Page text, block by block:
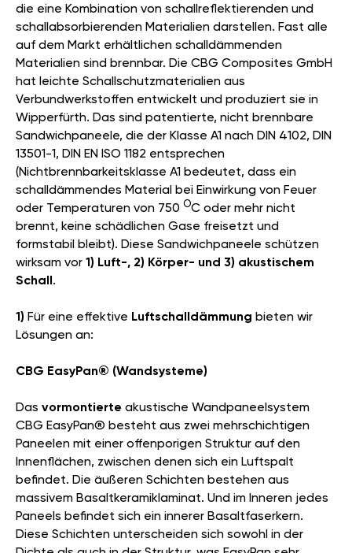
die eine Kombination von schallreflektierenden und
schallabsorbierenden Materialien darstellen. Fast alle
auf dem Markt erhältlichen schalldämmenden
Materialien sind brennbar. Die CBG Composites GmbH
hat leichte Schallschutzmaterialien aus
Verbundwerkstoffen entwickelt und produziert sie in
Wipperfürth. Das sind patentierte, nicht brennbare
Sandwichpaneele, die der Klasse A1 nach DIN 4102, DIN
13501-1, DIN EN ISO 1182 entsprechen
(Nichtbrennbarkeitsklasse A1 bedeutet, dass ein
schalldämmendes Material bei Einwirkung von Feuer
oder Temperaturen von 750 OC oder mehr nicht
brennt, keine schädlichen Gase freisetzt und
formstabil bleibt). Diese Sandwichpaneele schützen
wirksam vor 1) Luft-, 2) Körper- und 3) akustischem
Schall.
1) Für eine effektive Luftschalldämmung bieten wir
Lösungen an:
CBG EasyPan® (Wandsysteme)
Das vormontierte akustische Wandpaneelsystem
CBG EasyPan® besteht aus zwei mehrschichtigen
Paneelen mit einer offenporigen Struktur auf den
Innenflächen, zwischen denen sich ein Luftspalt
befindet. Die äußeren Schichten bestehen aus
massivem Basaltkeramiklaminat. Und im Inneren jedes
Paneels befindet sich ein innerer Basaltfaserkern.
Diese Schichten unterscheiden sich sowohl in der